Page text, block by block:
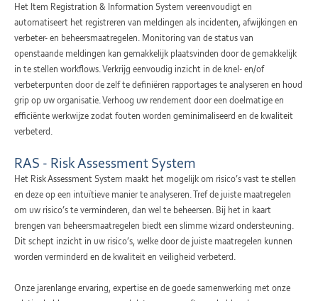
Het Item Registration & Information System vereenvoudigt en
automatiseert het registreren van meldingen als incidenten, afwijkingen en
verbeter- en beheersmaatregelen. Monitoring van de status van
openstaande meldingen kan gemakkelijk plaatsvinden door de gemakkelijk
in te stellen workflows. Verkrijg eenvoudig inzicht in de knel- en/of
verbeterpunten door de zelf te definiëren rapportages te analyseren en houd
grip op uw organisatie. Verhoog uw rendement door een doelmatige en
efficiënte werkwijze zodat fouten worden geminimaliseerd en de kwaliteit
verbeterd.
RAS - Risk Assessment System
Het Risk Assessment System maakt het mogelijk om risico’s vast te stellen
en deze op een intuïtieve manier te analyseren. Tref de juiste maatregelen
om uw risico’s te verminderen, dan wel te beheersen. Bij het in kaart
brengen van beheersmaatregelen biedt een slimme wizard ondersteuning.
Dit schept inzicht in uw risico’s, welke door de juiste maatregelen kunnen
worden verminderd en de kwaliteit en veiligheid verbeterd.
Onze jarenlange ervaring, expertise en de goede samenwerking met onze